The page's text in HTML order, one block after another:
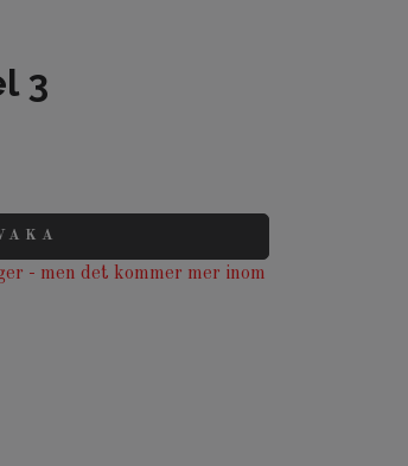
3
- men det kommer mer inom